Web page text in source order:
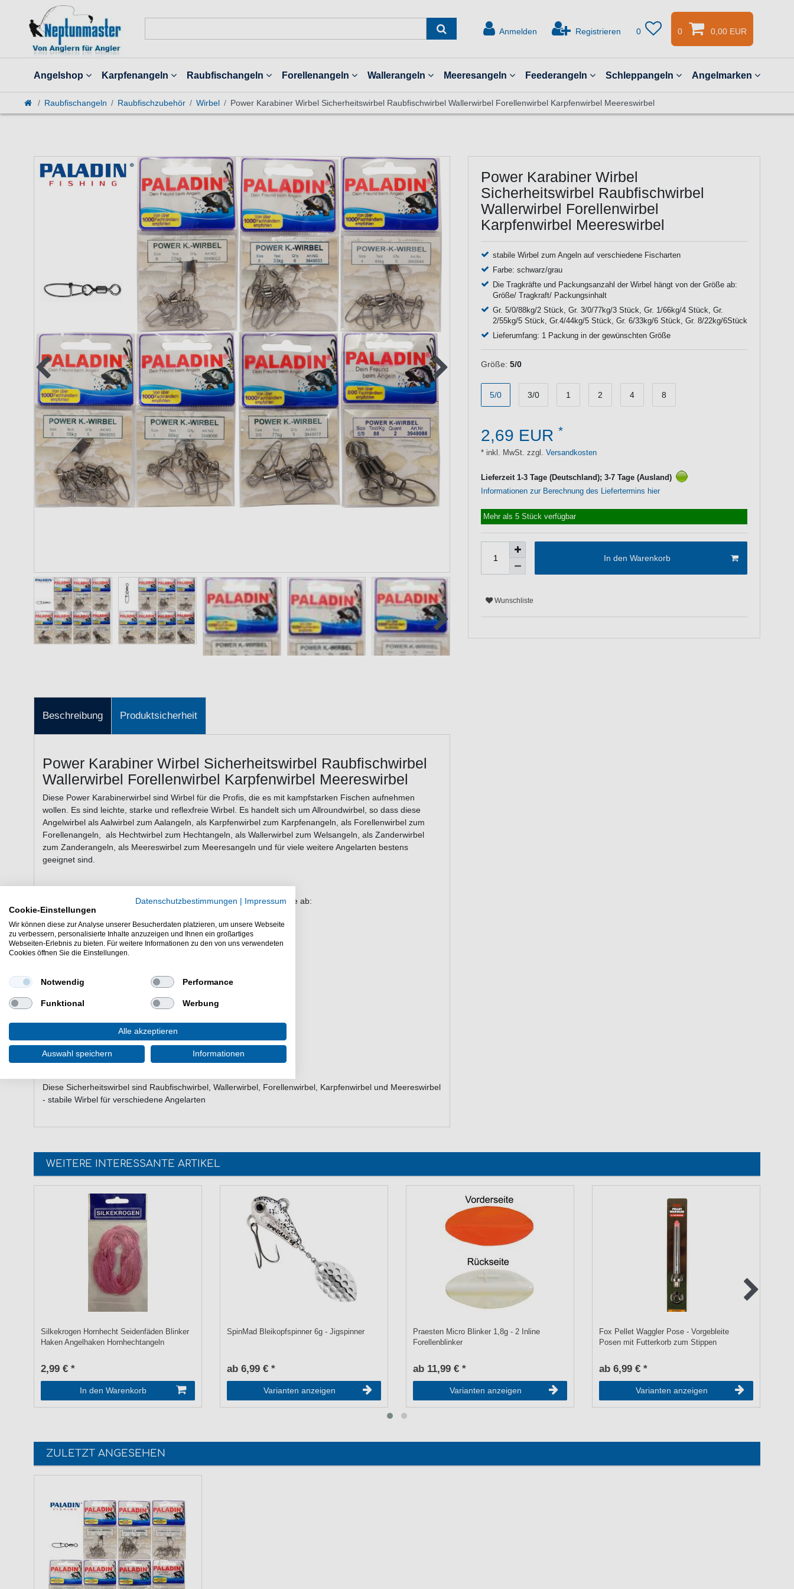
Anmelden Registrieren 0 0 0,00 EUR
Angelshop Karpfenangeln Raubfischangeln Forellenangeln Wallerangeln Meeresangeln Feederangeln Schleppangeln Angelmarken
Raubfischangeln Raubfischzubehör Wirbel Power Karabiner Wirbel Sicherheitswirbel Raubfischwirbel Wallerwirbel Forellenwirbel Karpfenwirbel Meereswirbel
Power Karabiner Wirbel
Sicherheitswirbel Raubfischwirbel
Wallerwirbel Forellenwirbel
Karpfenwirbel Meereswirbel
stabile Wirbel zum Angeln auf verschiedene Fischarten
Farbe: schwarz/grau
Die Tragkräfte und Packungsanzahl der Wirbel hängt von der Größe ab:
Größe/ Tragkraft/ Packungsinhalt
Gr. 5/0/88kg/2 Stück, Gr. 3/0/77kg/3 Stück, Gr. 1/66kg/4 Stück, Gr.
2/55kg/5 Stück, Gr.4/44kg/5 Stück, Gr. 6/33kg/6 Stück, Gr. 8/22kg/6Stück
Lieferumfang: 1 Packung in der gewünschten Größe
Größe: 5/0
5/0 3/0 1 2 4 8
2,69 EUR *
* inkl. MwSt. zzgl. Versandkosten
Lieferzeit 1-3 Tage (Deutschland); 3-7 Tage (Ausland)
Informationen zur Berechnung des Liefertermins hier
Mehr als 5 Stück verfügbar
In den Warenkorb
Wunschliste
Beschreibung Produktsicherheit
Power Karabiner Wirbel Sicherheitswirbel Raubfischwirbel
Wallerwirbel Forellenwirbel Karpfenwirbel Meereswirbel
Diese Power Karabinerwirbel sind Wirbel für die Profis, die es mit kampfstarken Fischen aufnehmen
wollen. Es sind leichte, starke und reflexfreie Wirbel. Es handelt sich um Allroundwirbel, so dass diese
Angelwirbel als Aalwirbel zum Aalangeln, als Karpfenwirbel zum Karpfenangeln, als Forellenwirbel zum
Forellenangeln, als Hechtwirbel zum Hechtangeln, als Wallerwirbel zum Welsangeln, als Zanderwirbel
zum Zanderangeln, als Meereswirbel zum Meeresangeln und für viele weitere Angelarten bestens
geeignet sind.
Die Tragkräfte und Packungsanzahl der Wirbel hängt von der Größe ab:
Größe: 5/0 / Tragkraft: 88kg / Inhalt: 2 Power Sicherheitswirbel
Größe: 1 / Tragkraft: 66kg / Inhalt: 4 Power Sicherheitswirbel
Größe: 2 / Tragkraft: 55kg / Inhalt: 5 Power Sicherheitswirbel
Größe: 4 / Tragkraft: 44kg / Inhalt: 5 Power Sicherheitswirbel
Größe: 6 / Tragkraft: 33kg / Inhalt: 6 Power Sicherheitswirbel
Größe: 8 / Tragkraft: 22kg / Inhalt: 6 Power Sicherheitswirbel
Diese Sicherheitswirbel sind Raubfischwirbel, Wallerwirbel, Forellenwirbel, Karpfenwirbel und Meereswirbel
- stabile Wirbel für verschiedene Angelarten
WEITERE INTERESSANTE ARTIKEL
Silkekrogen Hornhecht Seidenfäden Blinker
Haken Angelhaken Hornhechtangeln
2,99 € *
In den Warenkorb
SpinMad Bleikopfspinner 6g - Jigspinner
ab 6,99 € *
Varianten anzeigen
Praesten Micro Blinker 1,8g - 2 Inline
Forellenblinker
ab 11,99 € *
Varianten anzeigen
Fox Pellet Waggler Pose - Vorgebleite
Posen mit Futterkorb zum Stippen
ab 6,99 € *
Varianten anzeigen
ZULETZT ANGESEHEN
Datenschutzbestimmungen
Impressum
Cookie-Einstellungen
Wir können diese zur Analyse unserer Besucherdaten platzieren, um unsere Webseite
zu verbessern, personalisierte Inhalte anzuzeigen und Ihnen ein großartiges
Webseiten-Erlebnis zu bieten. Für weitere Informationen zu den von uns verwendeten
Cookies öffnen Sie die Einstellungen.
Notwendig Performance
Funktional Werbung
Alle akzeptieren
Auswahl speichern Informationen